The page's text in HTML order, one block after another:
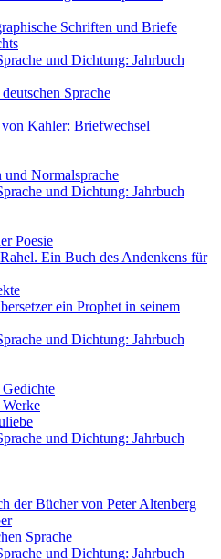
Schriften und Briefe
und Dichtung: Jahrbuch
Sprache
Kahler: Briefwechsel
und Normalsprache
und Dichtung: Jahrbuch
Poesie
Ein Buch des Andenkens für
ein Prophet in seinem
und Dichtung: Jahrbuch
und Dichtung: Jahrbuch
der Bücher von Peter Altenberg
Sprache
und Dichtung: Jahrbuch